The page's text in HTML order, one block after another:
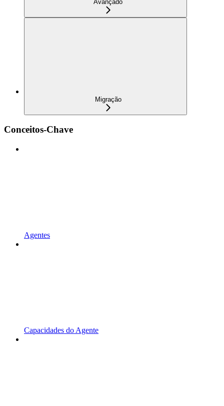
Avançado
Migração
Conceitos-Chave
Agentes
Capacidades do Agente